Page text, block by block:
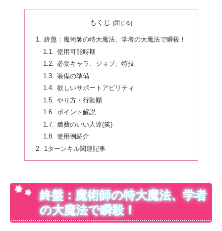
もくじ
終盤：魔術師の特大魔法、学者の大魔法で瞬殺！
使用可能時期
必要キャラ、ジョブ、特技
装備の準備
欲しいサポートアビリティ
やり方・行動順
ポイント解説
燃費のいい人達(笑)
使用例紹介
1ターンキル関連記事
終盤：魔術師の特大魔法、学者
の大魔法で瞬殺！